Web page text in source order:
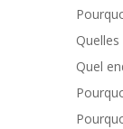
Quel